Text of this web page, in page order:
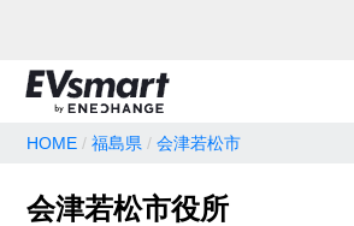
地名・観光スポット・住所
HOME 福島県 会津若松市
会津若松市役所